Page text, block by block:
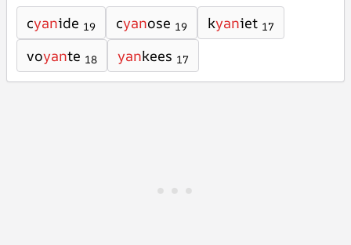
cyanide 19 cyanose 19 kyaniet 17
voyante 18 yankees 17